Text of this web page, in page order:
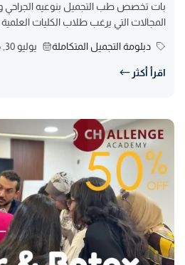
بات تخصص طب التجميل بنوعيه الجراحي
المجالات التي يرغب طلاب الكليات
دبلومة التجميل المتكاملة يوليو 30, 2026
اقرأ أكثر